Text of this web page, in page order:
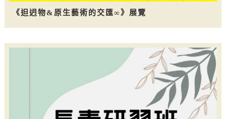
《𨑨迌物&原生藝術的交匯∞》展覽